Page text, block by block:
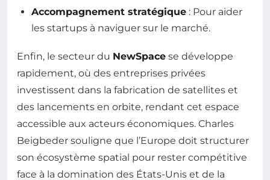
Accompagnement stratégique : Pour aider
les startups à naviguer sur le marché.
Enfin, le secteur du NewSpace se développe
rapidement, où des entreprises privées
investissent dans la fabrication de satellites et
des lancements en orbite, rendant cet espace
accessible aux acteurs économiques. Charles
Beigbeder souligne que l’Europe doit structurer
son écosystème spatial pour rester compétitive
face à la domination des États-Unis et de la